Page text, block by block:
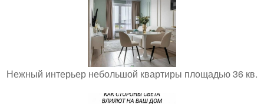
Нежный интерьер небольшой квартиры площадью 36 кв.